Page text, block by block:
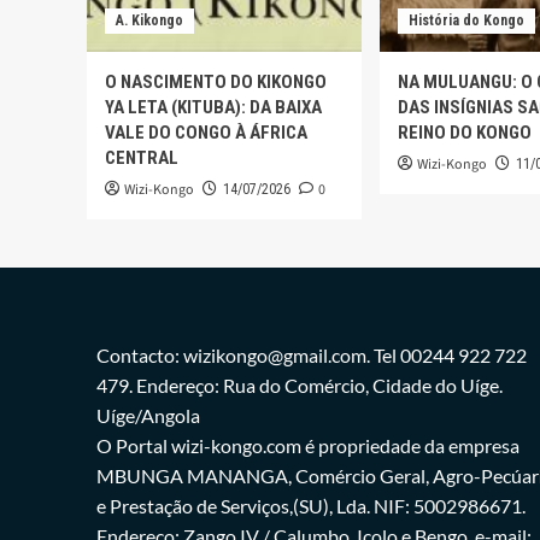
A. Kikongo
O NASCIMENTO DO KIKONGO
YA LETA (KITUBA): DA BAIXA
VALE DO CONGO À ÁFRICA
CENTRAL
Wizi-Kongo 14/07/2026 0
História do Kongo
NA MULUANGU: O
DAS INSÍGNIAS
REINO DO KONGO
Wizi-Kongo 11/
Contacto: wizikongo@gmail.com. Tel 00244 922 722
479. Endereço: Rua do Comércio, Cidade do Uíge.
Uíge/Angola
O Portal wizi-kongo.com é propriedade da empresa
MBUNGA MANANGA, Comércio Geral, Agro-
e Prestação de Serviços,(SU), Lda. NIF: 5002986671.